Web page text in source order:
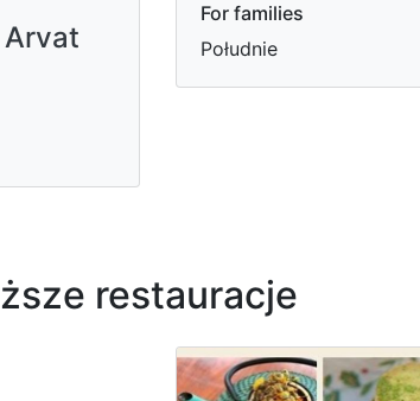
Arvat
For families
Południe
restauracje